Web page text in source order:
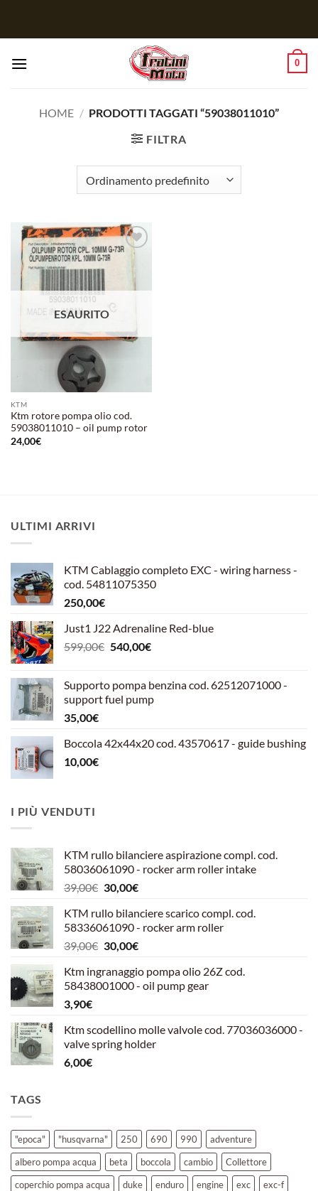
0
HOME / PRODOTTI TAGGATI “59038011010”
FILTRA
dei
ESAURITO
KTM
Ktm rotore pompa olio cod.
59038011010 – oil pump rotor
24,00€
ULTIMI ARRIVI
KTM Cablaggio completo EXC - wiring harness -
cod. 54811075350
250,00€
Just1 J22 Adrenaline Red-blue
599,00€ Il
era:
599,00€.
540,00€Il
è:
540,00€.
Supporto pompa benzina cod. 62512071000 -
support fuel pump
35,00€
Boccola 42x44x20 cod. 43570617 - guide bushing
10,00€
I PIÙ VENDUTI
KTM rullo bilanciere aspirazione compl. cod.
58036061090 - rocker arm roller intake
39,00€ Il
originale
era:
39,00€.
30,00€Il
attuale
è:
30,00€.
KTM rullo bilanciere scarico compl. cod.
58336061090 - rocker arm roller
39,00€ Il
originale
era:
30,00€Il
attuale
è:
Ktm ingranaggio pompa olio 26Z cod.
58438001000 - oil pump gear
3,90€
Ktm scodellino molle valvole cod. 77036036000 -
valve spring holder
6,00€
TAGS
"epoca" "husqvarna" 250 690 990
adventure
albero pompa acqua
beta boccola cambio
Collettore
coperchio pompa acqua
duke enduro engine exc
exc-f